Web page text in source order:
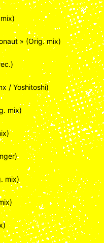
» (Orig. mix)
/ Yoshitoshi)
mix)
mix)